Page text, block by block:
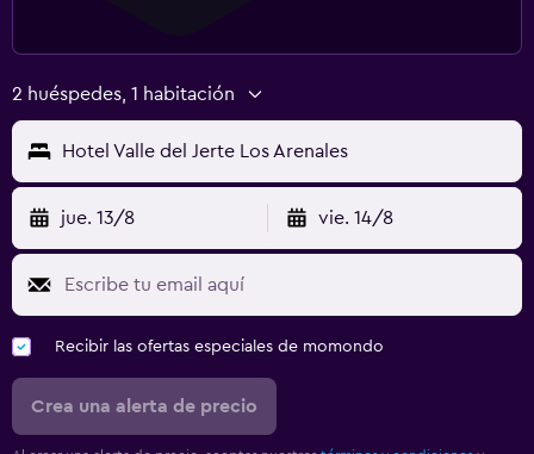
2 huéspedes, 1 habitación
Hotel Valle del Jerte Los Arenales
jue. 13/8 vie. 14/8
Recibir las ofertas especiales de momondo
Crea una alerta de precio